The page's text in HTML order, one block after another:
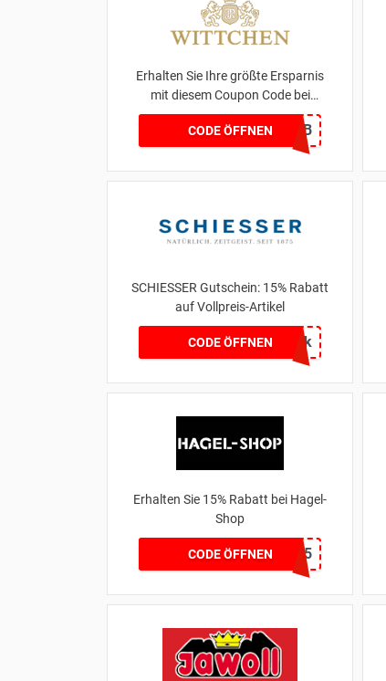
Erhalten Sie Ihre größte Ersparnis
mit diesem Coupon Code bei
WITTCHENshop.de
CODE ÖFFNEN666EF2CB
SCHIESSER Gutschein: 15% Rabatt
auf Vollpreis-Artikel
CODE ÖFFNEN6uapk
Erhalten Sie 15% Rabatt bei Hagel-
Shop
CODE ÖFFNENHAGEL15